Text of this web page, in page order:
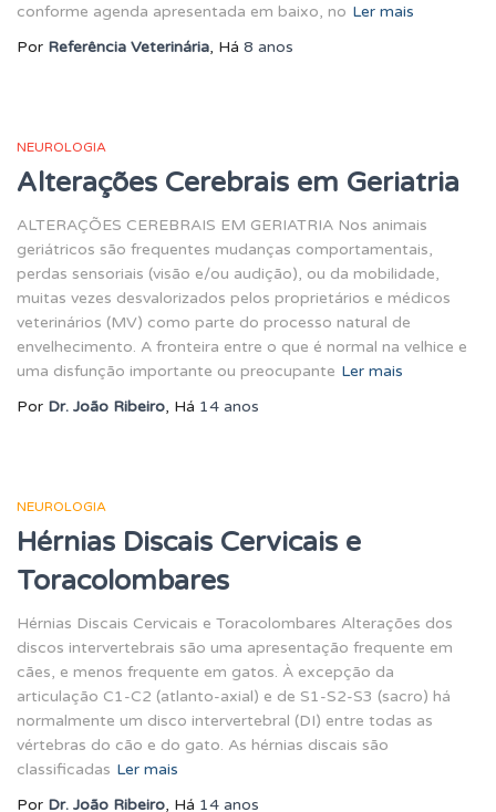
conforme agenda apresentada em baixo, no Ler mais
Por Referência Veterinária, Há 8 anos
NEUROLOGIA
Alterações Cerebrais em Geriatria
ALTERAÇÕES CEREBRAIS EM GERIATRIA Nos animais
geriátricos são frequentes mudanças comportamentais,
perdas sensoriais (visão e/ou audição), ou da mobilidade,
muitas vezes desvalorizados pelos proprietários e médicos
veterinários (MV) como parte do processo natural de
envelhecimento. A fronteira entre o que é normal na velhice e
uma disfunção importante ou preocupante Ler mais
Por Dr. João Ribeiro, Há 14 anos
NEUROLOGIA
Hérnias Discais Cervicais e
Toracolombares
Hérnias Discais Cervicais e Toracolombares Alterações dos
discos intervertebrais são uma apresentação frequente em
cães, e menos frequente em gatos. À excepção da
articulação C1-C2 (atlanto-axial) e de S1-S2-S3 (sacro) há
normalmente um disco intervertebral (DI) entre todas as
vértebras do cão e do gato. As hérnias discais são
classificadas Ler mais
Por Dr. João Ribeiro, Há 14 anos